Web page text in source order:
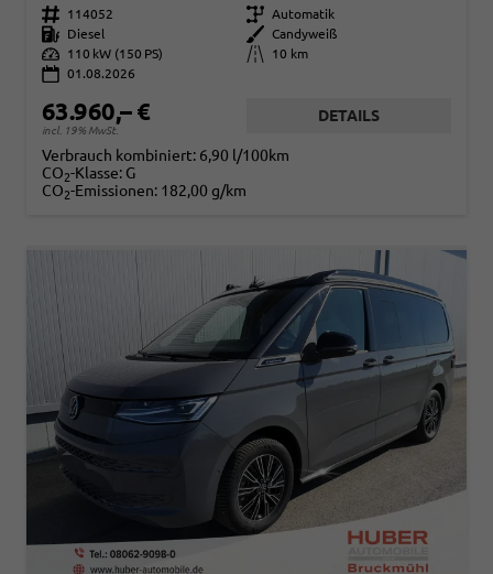
Fahrzeugnr. 114052 Getriebe Automatik
Kraftstoff
Diesel Außenfarbe
Candyweiß
Leistung
110 kW (150 PS) Kilometerstand
10 km
01.08.2026
63.960,– €
incl. 19% MwSt.
DETAILS
Verbrauch kombiniert: 6,90 l/100km
CO2-Klasse: G
CO2-Emissionen: 182,00 g/km